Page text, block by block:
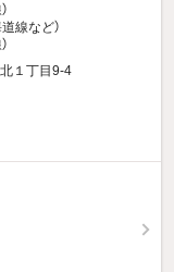
道線など）
１丁目9-4